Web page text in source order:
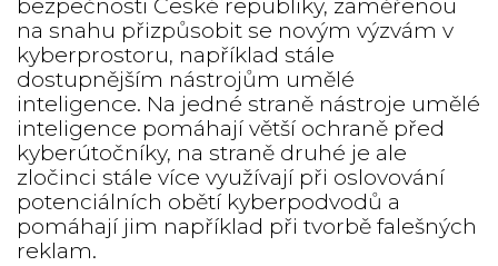
bezpečnosti České republiky, zaměřenou
na snahu přizpůsobit se novým výzvám v
kyberprostoru, například stále
dostupnějším nástrojům umělé
inteligence. Na jedné straně nástroje umělé
inteligence pomáhají větší ochraně před
kyberútočníky, na straně druhé je ale
zločinci stále více využívají při oslovování
potenciálních obětí kyberpodvodů a
pomáhají jim například při tvorbě falešných
reklam.